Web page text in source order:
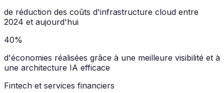
de réduction des coûts d'infrastructure cloud entre
2024 et aujourd'hui
40%
d'économies réalisées grâce à une meilleure visibilité et à
une architecture IA efficace
Fintech et services financiers